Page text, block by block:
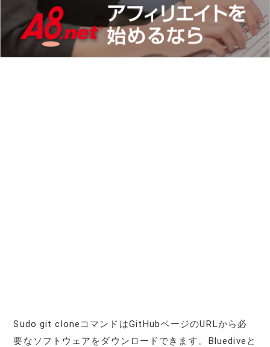
Sudo git cloneコマンドはGitHubページのURLから必
要なソフトウェアをダウンロードできます。Bluediveと